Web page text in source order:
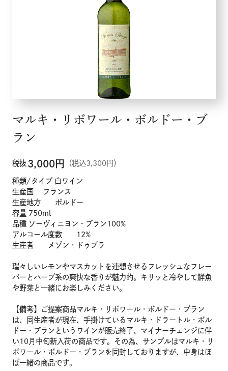
マルキ・リボワール・ボルドー・ブ
ラン
税抜 3,000円 （税込3,300円）
種類/タイプ 白ワイン
生産国 フランス
生産地方 ボルドー
容量 750ml
品種 ソーヴィニヨン・ブラン100%
アルコール度数 12%
生産者 メゾン・ドゥブラ
瑞々しいレモンやマスカットを連想させるフレッシュなフレー
バーとハーブ系の爽快な香りが魅力的。キリッと冷やして鮮魚
や野菜と一緒にお楽しみください。
【備考】ご提案商品マルキ・リボワール・ボルドー・ブラン
は、同生産者が現在、手掛けているマルキ・ドラートル・ボル
ドー・ブランというワインが販売終了、マイナーチェンジに伴
い10月中旬新入荷の商品です。その為、サンプルはマルキ・リ
ボワール・ボルドー・ブランを同封しておりますが、中身はほ
ぼ一緒の商品です。